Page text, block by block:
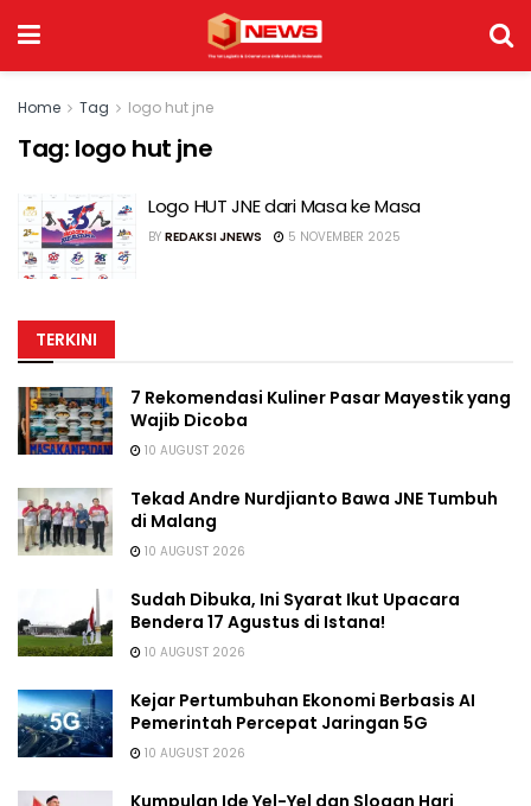
Home Tag logo hut jne
Tag: logo hut jne
Logo HUT JNE dari Masa ke Masa
BY REDAKSI JNEWS 5 NOVEMBER 2025
TERKINI
7 Rekomendasi Kuliner Pasar Mayestik yang
Wajib Dicoba
10 AUGUST 2026
Tekad Andre Nurdjianto Bawa JNE Tumbuh
di Malang
10 AUGUST 2026
Sudah Dibuka, Ini Syarat Ikut Upacara
Bendera 17 Agustus di Istana!
10 AUGUST 2026
Kejar Pertumbuhan Ekonomi Berbasis AI
Pemerintah Percepat Jaringan 5G
10 AUGUST 2026
Kumpulan Ide Yel-Yel dan Slogan Hari